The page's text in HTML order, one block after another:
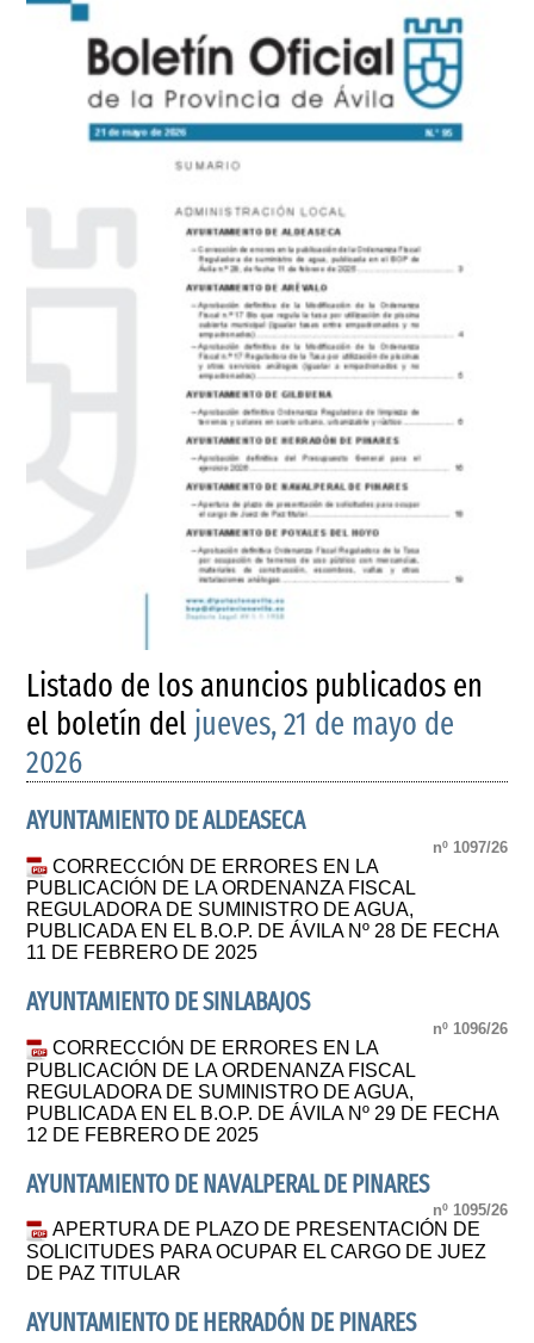
Listado de los anuncios publicados en
el boletín del jueves, 21 de mayo de
2026
AYUNTAMIENTO DE ALDEASECA
nº 1097/26
CORRECCIÓN DE ERRORES EN LA
PUBLICACIÓN DE LA ORDENANZA FISCAL
REGULADORA DE SUMINISTRO DE AGUA,
PUBLICADA EN EL B.O.P. DE ÁVILA Nº 28 DE FECHA
11 DE FEBRERO DE 2025
AYUNTAMIENTO DE SINLABAJOS
nº 1096/26
CORRECCIÓN DE ERRORES EN LA
PUBLICACIÓN DE LA ORDENANZA FISCAL
REGULADORA DE SUMINISTRO DE AGUA,
PUBLICADA EN EL B.O.P. DE ÁVILA Nº 29 DE FECHA
12 DE FEBRERO DE 2025
AYUNTAMIENTO DE NAVALPERAL DE PINARES
nº 1095/26
APERTURA DE PLAZO DE PRESENTACIÓN DE
SOLICITUDES PARA OCUPAR EL CARGO DE JUEZ
DE PAZ TITULAR
AYUNTAMIENTO DE HERRADÓN DE PINARES